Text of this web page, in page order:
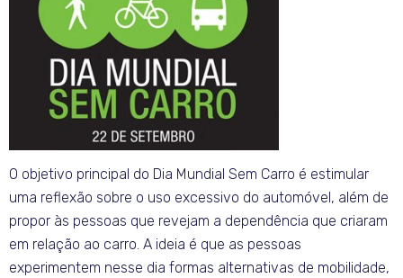
O objetivo principal do Dia Mundial Sem Carro é estimular
uma reflexão sobre o uso excessivo do automóvel, além de
propor às pessoas que revejam a dependência que criaram
em relação ao carro. A ideia é que as pessoas
experimentem nesse dia formas alternativas de mobilidade,